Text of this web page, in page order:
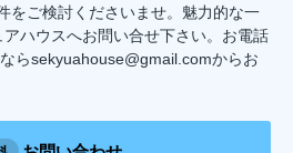
をご検討くださいませ。魅力的な一
ハウスへお問い合せ下さい。お電話
らsekyuahouse@gmail.comからお